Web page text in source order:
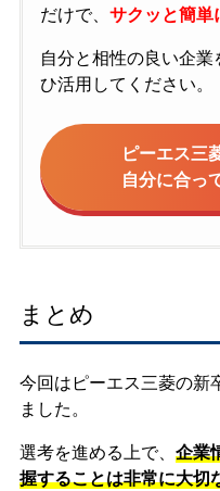
だけで、 サクッと簡単
自分と相性の良い企
ひ活用してください。
ピーエス三
自分に合っ
まとめ
今回はピーエス三菱の新
ました。
選考を進める上で、 企業
握することは非常に大切